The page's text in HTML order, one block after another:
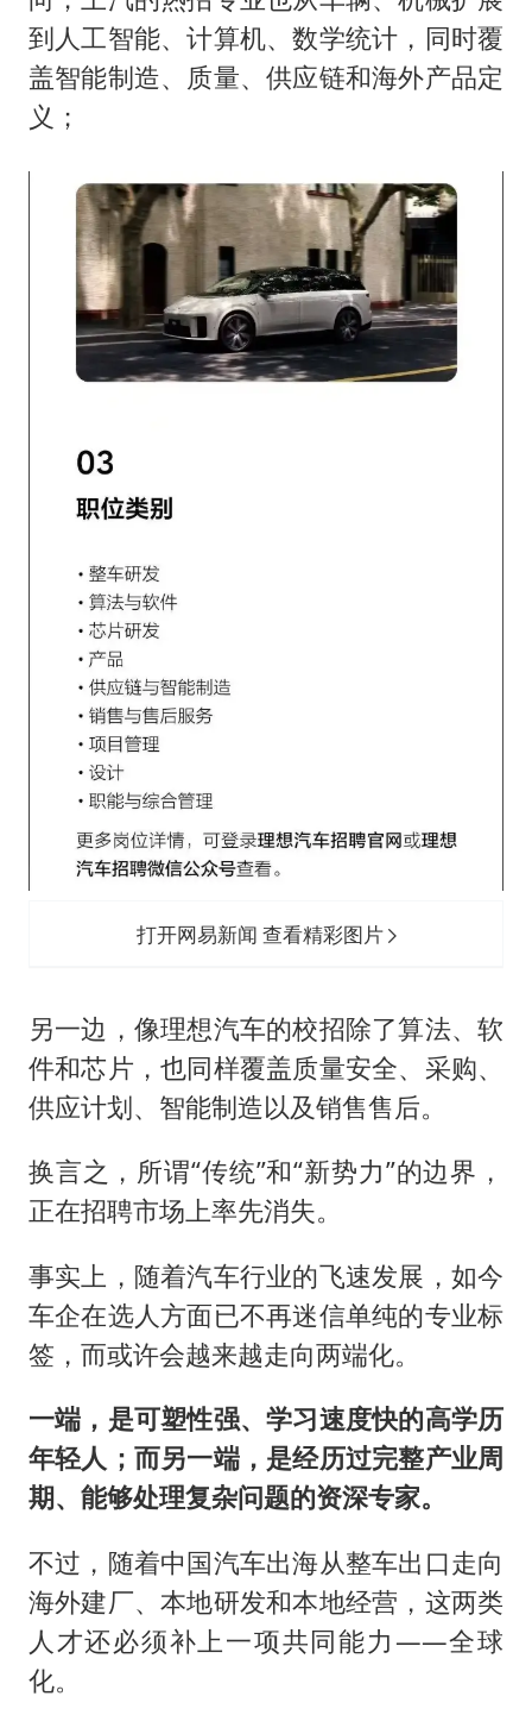
到人工智能、计算机、数学统计，同时覆
盖智能制造、质量、供应链和海外产品定
义；
打开网易新闻 查看精彩图片
另一边，像理想汽车的校招除了算法、软
件和芯片，也同样覆盖质量安全、采购、
供应计划、智能制造以及销售售后。
换言之，所谓“传统”和“新势力”的边界，
正在招聘市场上率先消失。
事实上，随着汽车行业的飞速发展，如今
车企在选人方面已不再迷信单纯的专业标
签，而或许会越来越走向两端化。
一端，是可塑性强、学习速度快的高学历
年轻人；而另一端，是经历过完整产业周
期、能够处理复杂问题的资深专家。
不过，随着中国汽车出海从整车出口走向
海外建厂、本地研发和本地经营，这两类
人才还必须补上一项共同能力——全球
化。